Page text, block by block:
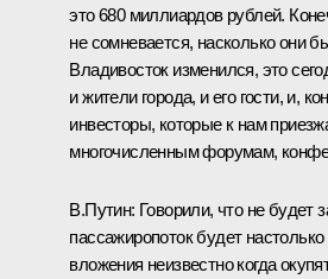
это 680 миллиардов рублей.
не сомневается, насколько они
Владивосток изменился, это
и жители города, и его гости, и,
инвесторы, которые к нам
многочисленным форумам,
В.Путин: Говорили, что не будет
пассажиропоток будет
вложения неизвестно когда